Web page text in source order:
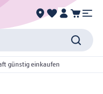
günstig einkaufen